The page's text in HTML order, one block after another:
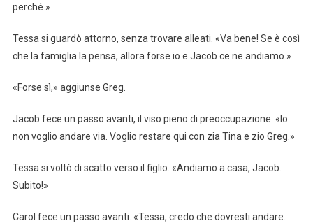
perché.»
Tessa si guardò attorno, senza trovare alleati. «Va bene! Se è così
che la famiglia la pensa, allora forse io e Jacob ce ne andiamo.»
«Forse sì,» aggiunse Greg.
Jacob fece un passo avanti, il viso pieno di preoccupazione. «Io
non voglio andare via. Voglio restare qui con zia Tina e zio Greg.»
Tessa si voltò di scatto verso il figlio. «Andiamo a casa, Jacob.
Subito!»
Carol fece un passo avanti. «Tessa, credo che dovresti andare.